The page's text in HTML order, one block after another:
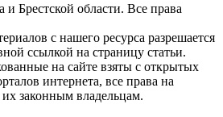
Брестской области. Все права
с нашего ресурса разрешается
ссылкой на страницу статьи.
на сайте взяты с открытых
интернета, все права на
законным владельцам.